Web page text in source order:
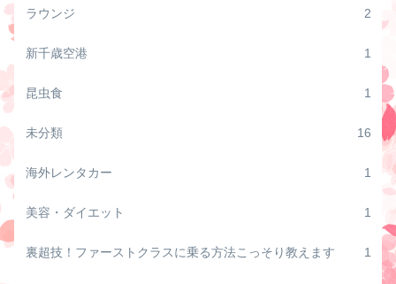
ラウンジ 2
新千歳空港 1
昆虫食 1
未分類 16
海外レンタカー 1
美容・ダイエット 1
裏超技！ファーストクラスに乗る方法こっそり教えます 1